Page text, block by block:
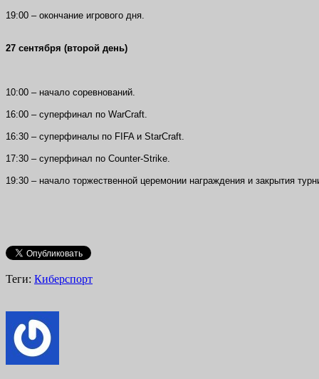
19:00 – окончание игрового дня.
27 сентября (второй день)
10:00 – начало соревнований.
16:00 – суперфинал по WarCraft.
16:30 – суперфиналы по FIFA и StarCraft.
17:30 – суперфинал по Counter-Strike.
19:30 – начало торжественной церемонии награждения и закрытия
Теги: Киберспорт